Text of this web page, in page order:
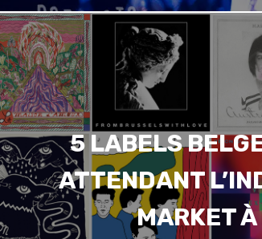
5 LABELS
ATTENDANT
MARKET